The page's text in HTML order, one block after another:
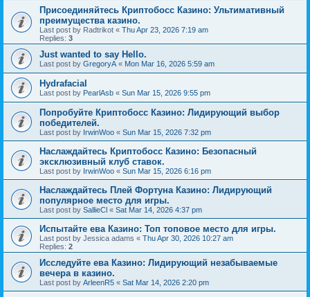
Присоединяйтесь Криптобосс Казино: Ультимативный
преимущества казино.
Last post by Radtrikot « Thu Apr 23, 2026 7:19 am
Replies: 3
Just wanted to say Hello.
Last post by GregoryA « Mon Mar 16, 2026 5:59 am
Hydrafacial
Last post by PearlAsb « Sun Mar 15, 2026 9:55 pm
Попробуйте Криптобосс Казино: Лидирующий выбор
победителей.
Last post by IrwinWoo « Sun Mar 15, 2026 7:32 pm
Наслаждайтесь Криптобосс Казино: Безопасный
эксклюзивный клуб ставок.
Last post by IrwinWoo « Sun Mar 15, 2026 6:16 pm
Наслаждайтесь Плей Фортуна Казино: Лидирующий
популярное место для игры.
Last post by SallieCl « Sat Mar 14, 2026 4:37 pm
Испытайте ева Казино: Топ топовое место для игры.
Last post by Jessica adams « Thu Apr 30, 2026 10:27 am
Replies: 2
Исследуйте ева Казино: Лидирующий незабываемые
вечера в казино.
Last post by ArleenR5 « Sat Mar 14, 2026 2:20 pm